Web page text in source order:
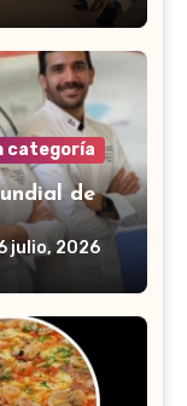
categoría
de
julio, 2026